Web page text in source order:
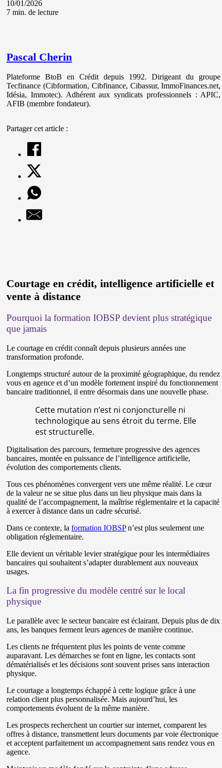
10/01/2026
7 min. de lecture
Pascal Cherin
Plateforme BtoB en Crédit depuis 1992. Dirigeant du groupe
Tecfinance (Cibformation, Cibfinance, Cibassur, ImmoFinances.net,
Idésia, Immotec). Adhérent aux syndicats professionnels : APIC,
AFIB (membre fondateur).
Partager cet article :
Courtage en crédit, intelligence artificielle et
vente à distance
Pourquoi la formation IOBSP devient plus stratégique
que jamais
Le courtage en crédit connaît depuis plusieurs années une
transformation profonde.
Longtemps structuré autour de la proximité géographique, du rendez
vous en agence et d’un modèle fortement inspiré du fonctionnement
bancaire traditionnel, il entre désormais dans une nouvelle phase.
Cette mutation n’est ni conjoncturelle ni
technologique au sens étroit du terme. Elle
est structurelle.
Digitalisation des parcours, fermeture progressive des agences
bancaires, montée en puissance de l’intelligence artificielle,
évolution des comportements clients.
Tous ces phénomènes convergent vers une même réalité. Le cœur
de la valeur ne se situe plus dans un lieu physique mais dans la
qualité de l’accompagnement, la maîtrise réglementaire et la capacité
à exercer à distance dans un cadre sécurisé.
Dans ce contexte, laformation IOBSPn’est plus seulement une
obligation réglementaire.
Elle devient un véritable levier stratégique pour les intermédiaires
bancaires qui souhaitent s’adapter durablement aux nouveaux
usages.
La fin progressive du modèle centré sur le local
physique
Le parallèle avec le secteur bancaire est éclairant. Depuis plus de dix
ans, les banques ferment leurs agences de manière continue.
Les clients ne fréquentent plus les points de vente comme
auparavant. Les démarches se font en ligne, les contacts sont
dématérialisés et les décisions sont souvent prises sans interaction
physique.
Le courtage a longtemps échappé à cette logique grâce à une
relation client plus personnalisée. Mais aujourd’hui, les
comportements évoluent de la même manière.
Les prospects recherchent un courtier sur internet, comparent les
offres à distance, transmettent leurs documents par voie électronique
et acceptent parfaitement un accompagnement sans rendez vous en
agence.